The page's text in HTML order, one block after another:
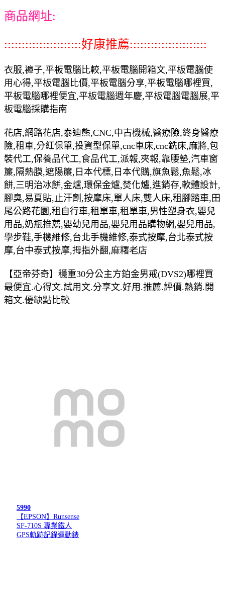
商品網址:
::::::::::::::::::::::好康推薦::::::::::::::::::::::
衣服,褲子,平板電腦比較,平板電腦開箱文,平板電腦使
用心得,平板電腦比價,平板電腦分享,平板電腦哪裡買,
平板電腦哪裡便宜,平板電腦週年慶,平板電腦電腦展,平
板電腦採購指南
花店,網路花店,泰迪熊,CNC,中古機械,醫療險,終身醫療
險,租車,分紅保單,投資型保單,cnc車床,cnc銑床,麻將,包
裝代工,保養品代工,食品代工,派報,夾報,靠腰墊,汽車窗
簾,隔熱膜,遮陽簾,日本代標,日本代購,旗魚鬆,魚鬆,冰
餅,三明治冰餅,金爐,環保金爐,焚化爐,進銷存,軟體設計,
腳臭,易夏貼,止汗劑,按摩床,單人床,雙人床,租腳踏車,田
尾公路花園,租自行車,租單車,租單車,男性塑身衣,嬰兒
用品,奶瓶推薦,嬰幼兒用品,嬰兒用品購物網,嬰兒用品,
學步鞋,手機維修,台北手機維修,泰式按摩,台北泰式按
摩,台中泰式按摩,拇指外翻,麻糬老店
【亞帝芬奇】穩重30分公主方鉑金男戒(DVS2)哪裡買
最便宜.心得文.試用文.分享文.好用.推薦.評價.熱銷.開
箱文.優缺點比較
5990
【EPSON】Runsense
SF-710S 專業鐵人
GPS軌跡記錄運動錶